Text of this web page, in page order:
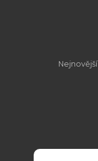
Nejnovější